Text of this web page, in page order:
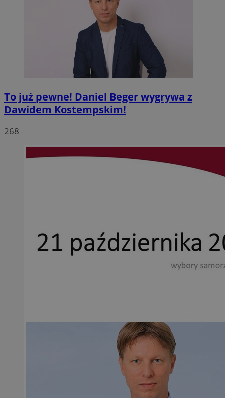
To już pewne! Daniel Beger wygrywa z
Dawidem Kostempskim!
268